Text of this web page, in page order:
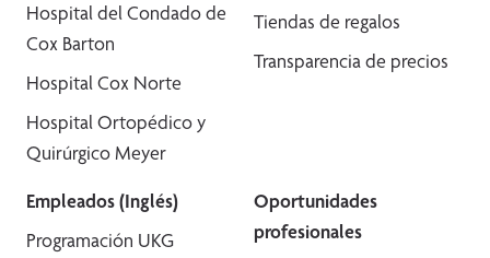
Hospital del Condado de
Cox Barton
Hospital Cox Norte
Hospital Ortopédico y
Quirúrgico Meyer
Tiendas de regalos
Transparencia de precios
Empleados (Inglés)
Programación UKG
Oportunidades
profesionales